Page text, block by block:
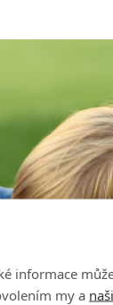
informace
my a